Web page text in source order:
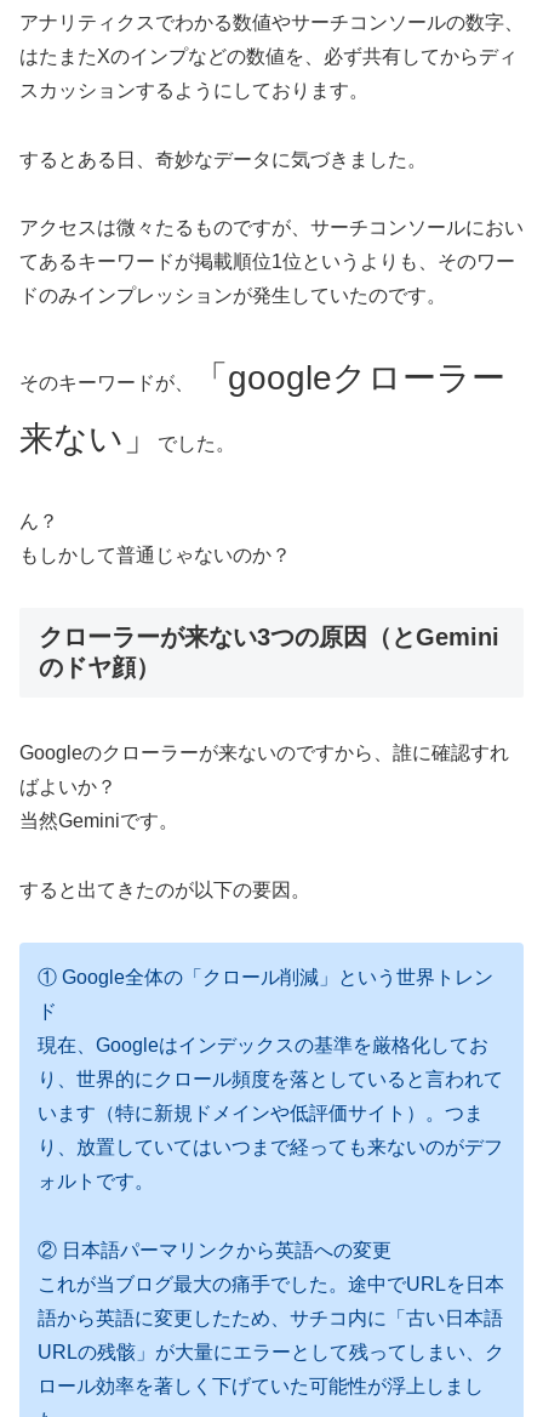
アナリティクスでわかる数値やサーチコンソールの数字、
はたまたXのインプなどの数値を、必ず共有してからディ
スカッションするようにしております。
するとある日、奇妙なデータに気づきました。
アクセスは微々たるものですが、サーチコンソールにおい
てあるキーワードが掲載順位1位というよりも、そのワー
ドのみインプレッションが発生していたのです。
そのキーワードが、
「googleクローラー
来ない」
でした。
ん？
もしかして普通じゃないのか？
クローラーが来ない3つの原因（とGemini
のドヤ顔）
Googleのクローラーが来ないのですから、誰に確認すれ
ばよいか？
当然Geminiです。
すると出てきたのが以下の要因。
① Google全体の「クロール削減」という世界トレン
ド
現在、Googleはインデックスの基準を厳格化してお
り、世界的にクロール頻度を落としていると言われて
います（特に新規ドメインや低評価サイト）。つま
り、放置していてはいつまで経っても来ないのがデフ
ォルトです。
② 日本語パーマリンクから英語への変更
これが当ブログ最大の痛手でした。途中でURLを日本
語から英語に変更したため、サチコ内に「古い日本語
URLの残骸」が大量にエラーとして残ってしまい、ク
ロール効率を著しく下げていた可能性が浮上しまし